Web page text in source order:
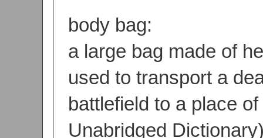
body bag:
a large bag made of
used to transport a
battlefield to a place
Unabridged